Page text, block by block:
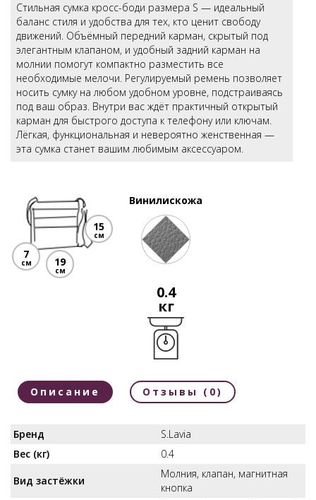
Стильная сумка кросс-боди размера S — идеальный
баланс стиля и удобства для тех, кто ценит свободу
движений. Объёмный передний карман, скрытый под
элегантным клапаном, и удобный задний карман на
молнии помогут компактно разместить все
необходимые мелочи. Регулируемый ремень позволяет
носить сумку на любом удобном уровне, подстраиваясь
под ваш образ. Внутри вас ждёт практичный открытый
карман для быстрого доступа к телефону или ключам.
Лёгкая, функциональная и невероятно женственная —
эта сумка станет вашим любимым аксессуаром.
7
см
15
см
19
см
Винилискожа
0.4
кг
Описание Отзывы (0)
Бренд
S.Lavia
Вес (кг)
0.4
Вид застёжки
Молния, клапан, магнитная
кнопка